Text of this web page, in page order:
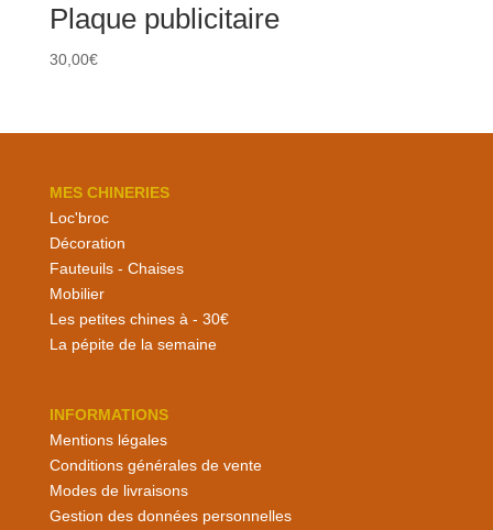
Plaque publicitaire
30,00€
MES CHINERIES
Loc'broc
Décoration
Fauteuils - Chaises
Mobilier
Les petites chines à - 30€
La pépite de la semaine
INFORMATIONS
Mentions légales
Conditions générales de vente
Modes de livraisons
Gestion des données personnelles